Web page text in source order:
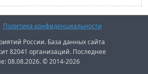
Политика конфиденциальности
России. База данных сайта
82041 организаций. Последнее
08.08.2026. © 2014-2026